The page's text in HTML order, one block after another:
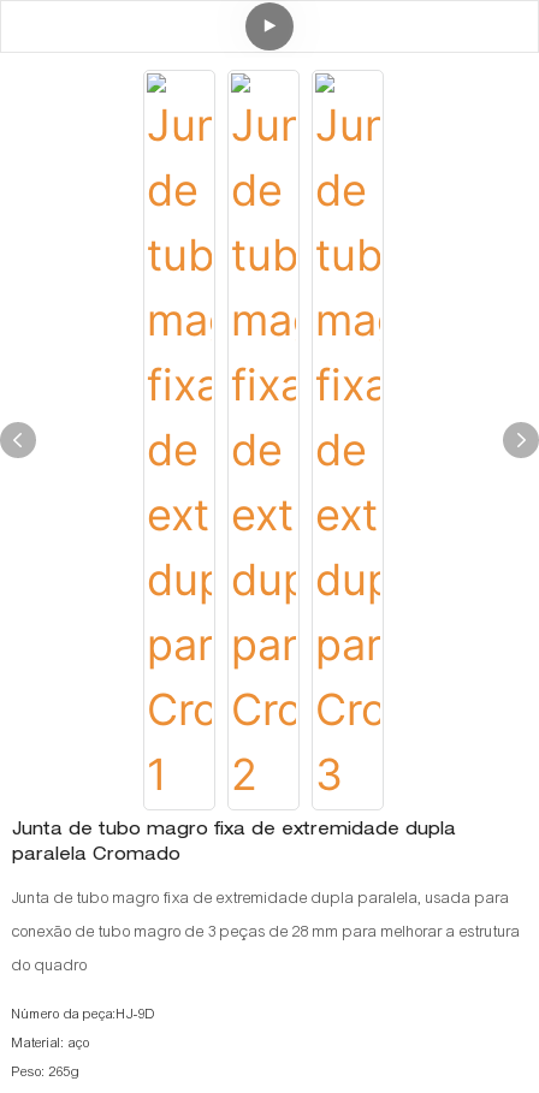
Junta de tubo magro fixa de extremidade dupla
paralela Cromado
Junta de tubo magro fixa de extremidade dupla paralela, usada para
conexão de tubo magro de 3 peças de 28 mm para melhorar a estrutura
do quadro
Número da peça:HJ-9D
Material: aço
Peso: 265g